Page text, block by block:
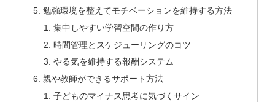
勉強環境を整えてモチベーションを維持する方法
集中しやすい学習空間の作り方
時間管理とスケジューリングのコツ
やる気を維持する報酬システム
親や教師ができるサポート方法
子どものマイナス思考に気づくサイン